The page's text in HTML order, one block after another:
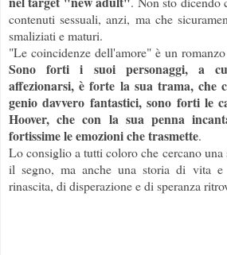
contenuti sessuali, anzi, ma che
smaliziati e maturi.
"Le coincidenze dell'amore" è un
Sono forti i suoi personaggi, a
affezionarsi, è forte la sua trama, che
genio davvero fantastici, sono forti le
Hoover, che con la sua penna
fortissime le emozioni che trasmette.
Lo consiglio a tutti coloro che cercano una
il segno, ma anche una storia di vita
rinascita, di disperazione e di speranza